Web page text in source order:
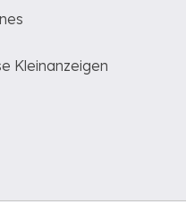
Kleinanzeigen